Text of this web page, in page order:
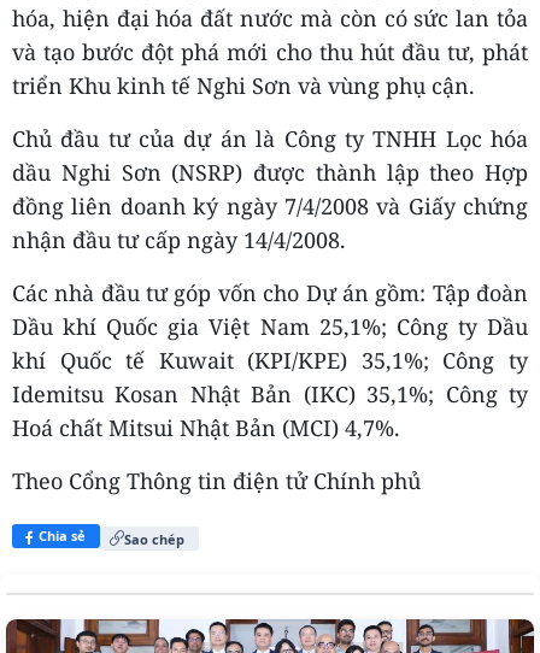
hóa, hiện đại hóa đất nước mà còn có sức lan tỏa
và tạo bước đột phá mới cho thu hút đầu tư, phát
triển Khu kinh tế Nghi Sơn và vùng phụ cận.
Chủ đầu tư của dự án là Công ty TNHH Lọc hóa
dầu Nghi Sơn (NSRP) được thành lập theo Hợp
đồng liên doanh ký ngày 7/4/2008 và Giấy chứng
nhận đầu tư cấp ngày 14/4/2008.
Các nhà đầu tư góp vốn cho Dự án gồm: Tập đoàn
Dầu khí Quốc gia Việt Nam 25,1%; Công ty Dầu
khí Quốc tế Kuwait (KPI/KPE) 35,1%; Công ty
Idemitsu Kosan Nhật Bản (IKC) 35,1%; Công ty
Hoá chất Mitsui Nhật Bản (MCI) 4,7%.
Theo Cổng Thông tin điện tử Chính phủ
Chia sẻ Sao chép